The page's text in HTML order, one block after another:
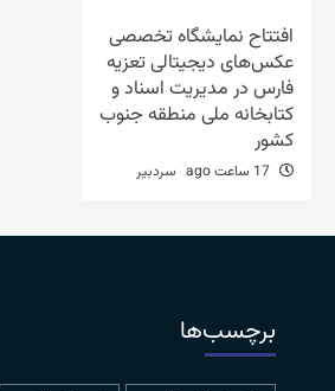
افتتاح نمایشگاه تخصصی
عکس‌های دیجیتالی تعزیه
فارس در مدیریت اسناد و
کتابخانه ملی منطقه جنوب
کشور
سردبیر
برچسب‌ها